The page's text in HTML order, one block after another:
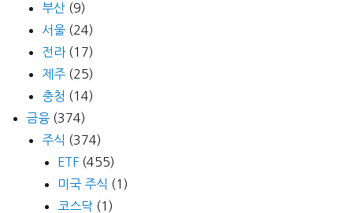
부산 (9)
서울 (24)
전라(17)
제주 (25)
충청 (14)
금융 (374)
주식 (374)
ETF (455)
미국 주식 (1)
코스닥 (1)